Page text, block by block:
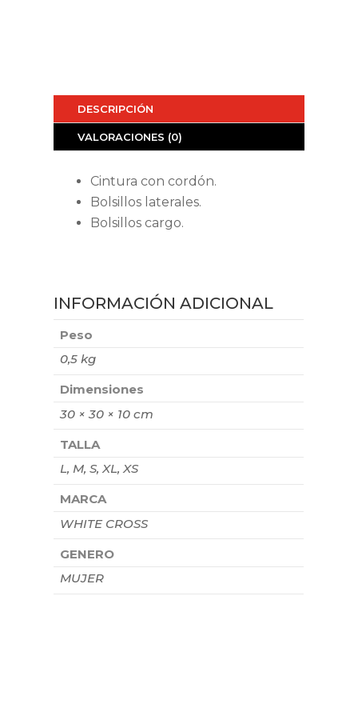
DESCRIPCIÓN
VALORACIONES (0)
Cintura con cordón.
Bolsillos laterales.
Bolsillos cargo.
INFORMACIÓN ADICIONAL
Peso
0,5 kg
Dimensiones
30 × 30 × 10 cm
TALLA
L, M, S, XL, XS
MARCA
WHITE CROSS
GENERO
MUJER